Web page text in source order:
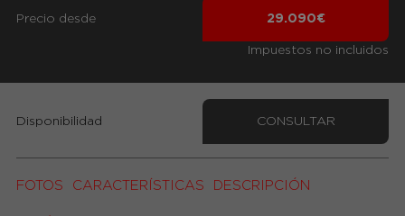
Precio desde 29.090€
Impuestos no incluidos
FOTOS CARACTERÍSTICAS DESCRIPCIÓN
Disponibilidad CONSULTAR